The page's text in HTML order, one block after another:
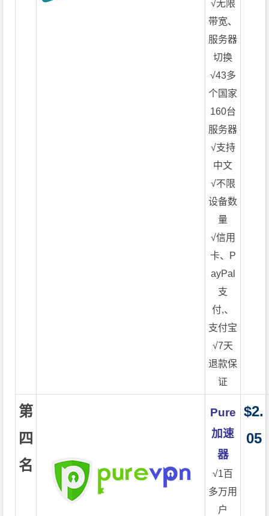
√无限
带宽、
服务器
切换
√43多
个国家
160台
服务器
√支持
中文
√不限
设备数
量
√信用
卡、P
ayPal
支
付,、
支付宝
√7天
退款保
证
第
四
名
Pure
加速
器
√1百
多万用
户
$2.
05